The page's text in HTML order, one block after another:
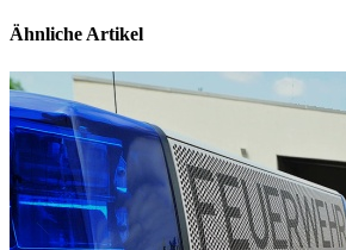
Ähnliche Artikel